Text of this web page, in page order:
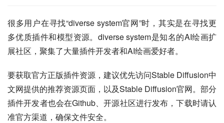
很多用户在寻找“diverse system官网”时，其实是在寻找更
多优质插件和模型资源。diverse system是知名的AI绘画扩
展社区，聚集了大量插件开发者和AI绘画爱好者。
要获取官方正版插件资源，建议优先访问Stable Diffusion中
文网提供的推荐资源页面，以及Stable Diffusion官网。部分
插件开发者也会在Github、开源社区进行发布，下载时请认
准官方渠道，确保文件安全。